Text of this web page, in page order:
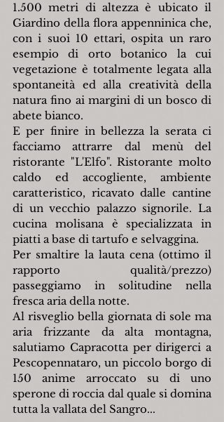
1.500 metri di altezza è ubicato il
Giardino della flora appenninica che,
con i suoi 10 ettari, ospita un raro
esempio di orto botanico la cui
vegetazione è totalmente legata alla
spontaneità ed alla creatività della
natura fino ai margini di un bosco di
abete bianco.
E per finire in bellezza la serata ci
facciamo attrarre dal menù del
ristorante "L'Elfo". Ristorante molto
caldo ed accogliente, ambiente
caratteristico, ricavato dalle cantine
di un vecchio palazzo signorile. La
cucina molisana è specializzata in
piatti a base di tartufo e selvaggina.
Per smaltire la lauta cena (ottimo il
rapporto qualità/prezzo)
passeggiamo in solitudine nella
fresca aria della notte.
Al risveglio bella giornata di sole ma
aria frizzante da alta montagna,
salutiamo Capracotta per dirigerci a
Pescopennataro, un piccolo borgo di
150 anime arroccato su di uno
sperone di roccia dal quale si domina
tutta la vallata del Sangro...